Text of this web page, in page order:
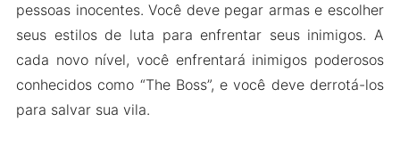
pessoas inocentes. Você deve pegar armas e escolher
seus estilos de luta para enfrentar seus inimigos. A
cada novo nível, você enfrentará inimigos poderosos
conhecidos como “The Boss”, e você deve derrotá-los
para salvar sua vila.